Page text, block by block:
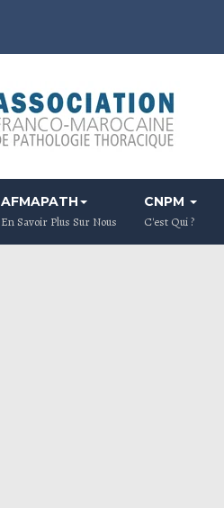
AFMAPATH
En Savoir Plus Sur Nous
CNPM
C'est Qui ?